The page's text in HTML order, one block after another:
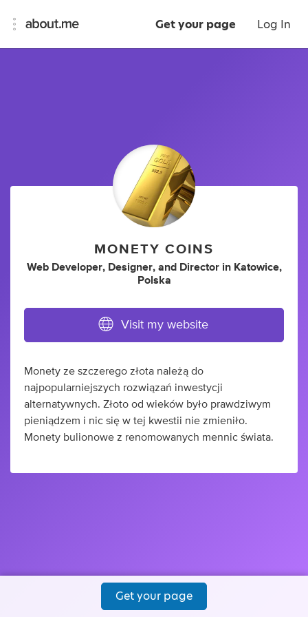
Get your page Log In
MONETY COINS
Web Developer, Designer, and Director in Katowice,
Polska
Visit my website
Monety ze szczerego złota należą do
najpopularniejszych rozwiązań inwestycji
alternatywnych. Złoto od wieków było prawdziwym
pieniądzem i nic się w tej kwestii nie zmieniło.
Monety bulionowe z renomowanych mennic świata.
Get your page